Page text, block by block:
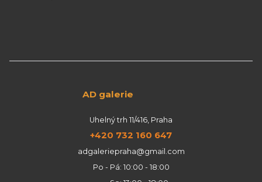
AD galerie
Uhelný trh 11/416, Praha
+420 732 160 647
adgaleriepraha@gmail.com
Po - Pá: 10:00 - 18:00